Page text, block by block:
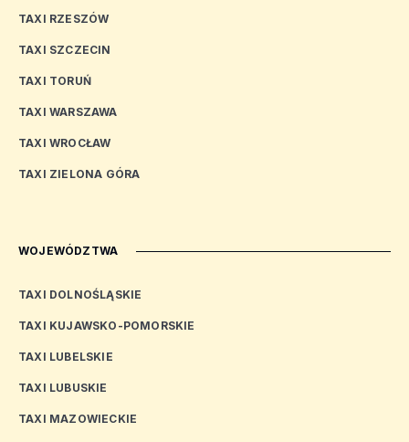
TAXI RZESZÓW
TAXI SZCZECIN
TAXI TORUŃ
TAXI WARSZAWA
TAXI WROCŁAW
TAXI ZIELONA GÓRA
WOJEWÓDZTWA
TAXI DOLNOŚLĄSKIE
TAXI KUJAWSKO-POMORSKIE
TAXI LUBELSKIE
TAXI LUBUSKIE
TAXI MAZOWIECKIE